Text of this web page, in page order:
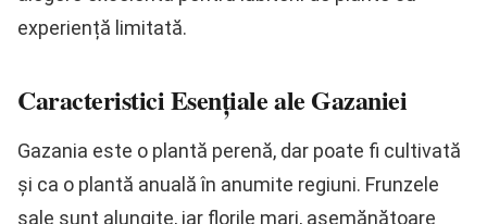
experiență limitată.
Caracteristici Esențiale ale Gazaniei
Gazania este o plantă perenă, dar poate fi cultivată
și ca o plantă anuală în anumite regiuni. Frunzele
sale sunt alungite, iar florile mari, asemănătoare